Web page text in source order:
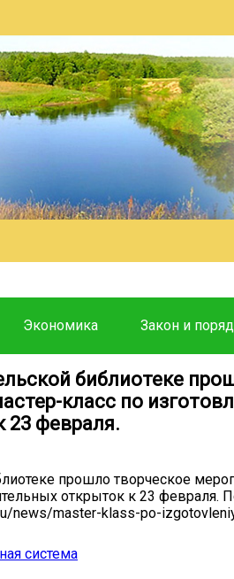
Экономика Закон и
библиотеке
класс по
23 февраля.
прошло творческое
открыток к 23 февраля.
news/master-klass-po-
система